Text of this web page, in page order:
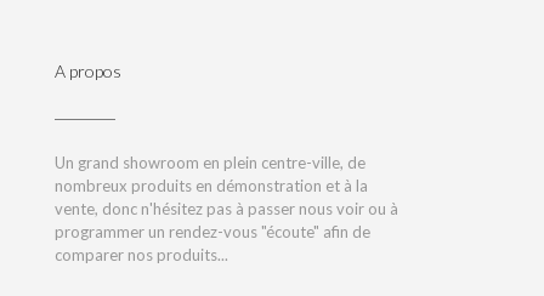
A propos
Un grand showroom en plein centre-ville, de
nombreux produits en démonstration et à la
vente, donc n'hésitez pas à passer nous voir ou à
programmer un rendez-vous "écoute" afin de
comparer nos produits...